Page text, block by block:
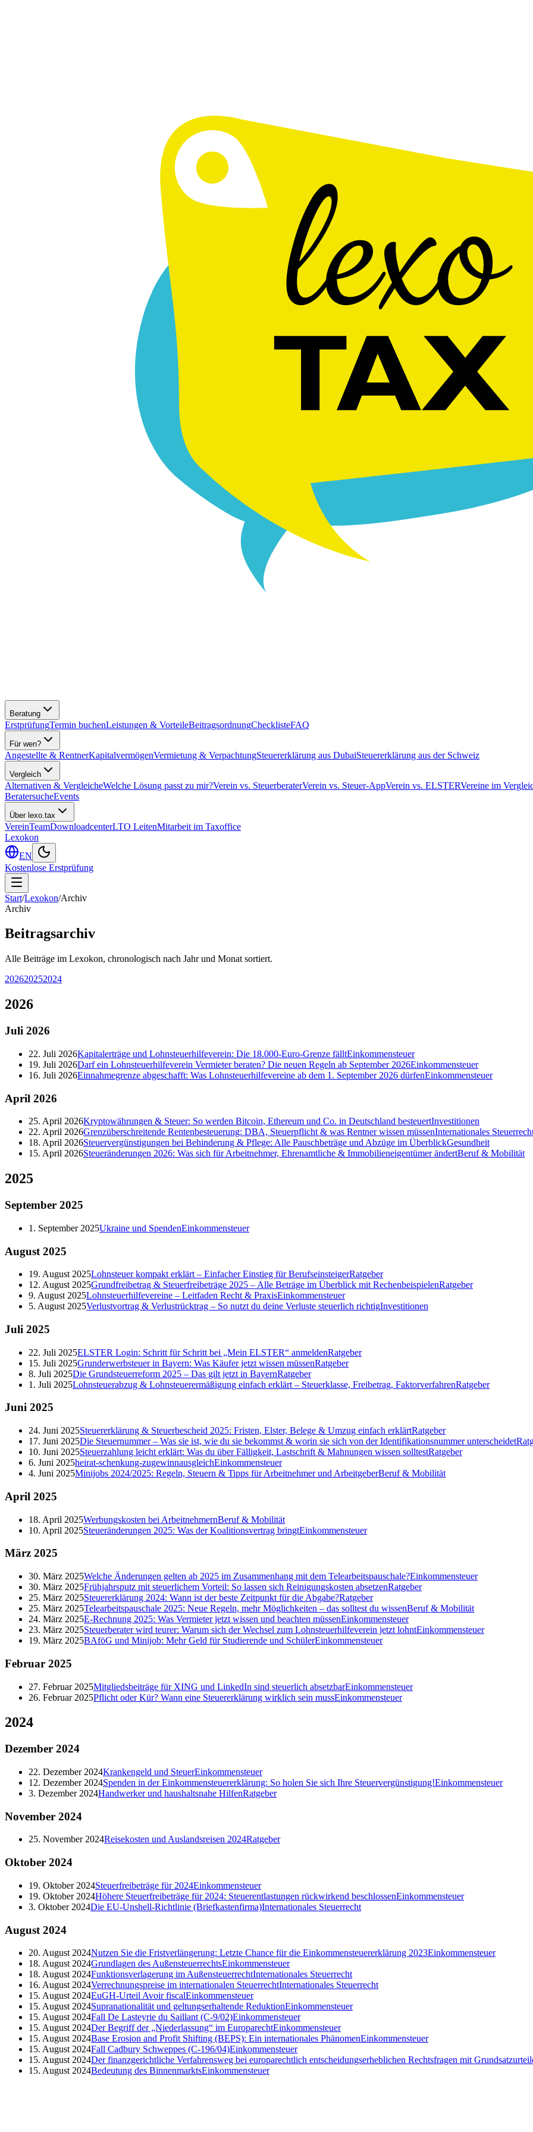
Beratung
ErstprüfungTermin buchenLeistungen & VorteileBeitragsordnungChecklisteFAQ
Für wen?
Angestellte & RentnerKapitalvermögenVermietung & VerpachtungSteuererklärung aus DubaiSteuererklärung aus der Schweiz
Vergleich
Alternativen & VergleicheWelche Lösung passt zu mir?Verein vs. SteuerberaterVerein vs. Steuer-AppVerein vs. ELSTERVereine im
BeratersucheEvents
Über lexo.tax
VereinTeamDownloadcenterLTO LeitenMitarbeit im Taxoffice
Lexokon
EN
Kostenlose Erstprüfung
Start/Lexokon/Archiv
Archiv
Beitragsarchiv
Alle Beiträge im Lexokon, chronologisch nach Jahr und Monat sortiert.
202620252024
2026
Juli 2026
22. Juli 2026Kapitalerträge und Lohnsteuerhilfeverein: Die 18.000-Euro-Grenze fälltEinkommensteuer
19. Juli 2026Darf ein Lohnsteuerhilfeverein Vermieter beraten? Die neuen Regeln ab September 2026Einkommensteuer
16. Juli 2026Einnahmegrenze abgeschafft: Was Lohnsteuerhilfevereine ab dem 1. September 2026 dürfenEinkommensteuer
April 2026
25. April 2026Kryptowährungen & Steuer: So werden Bitcoin, Ethereum und Co. in Deutschland besteuertInvestitionen
22. April 2026Grenzüberschreitende Rentenbesteuerung: DBA, Steuerpflicht & was Rentner wissen müssenInternationales
18. April 2026Steuervergünstigungen bei Behinderung & Pflege: Alle Pauschbeträge und Abzüge im ÜberblickGesundheit
15. April 2026Steueränderungen 2026: Was sich für Arbeitnehmer, Ehrenamtliche & Immobilieneigentümer ändertBeruf & Mobilität
2025
September 2025
1. September 2025Ukraine und SpendenEinkommensteuer
August 2025
19. August 2025Lohnsteuer kompakt erklärt – Einfacher Einstieg für BerufseinsteigerRatgeber
12. August 2025Grundfreibetrag & Steuerfreibeträge 2025 – Alle Beträge im Überblick mit RechenbeispielenRatgeber
9. August 2025Lohnsteuerhilfevereine – Leitfaden Recht & PraxisEinkommensteuer
5. August 2025Verlustvortrag & Verlustrücktrag – So nutzt du deine Verluste steuerlich richtigInvestitionen
Juli 2025
22. Juli 2025ELSTER Login: Schritt für Schritt bei „Mein ELSTER“ anmeldenRatgeber
15. Juli 2025Grunderwerbsteuer in Bayern: Was Käufer jetzt wissen müssenRatgeber
8. Juli 2025Die Grundsteuerreform 2025 – Das gilt jetzt in BayernRatgeber
1. Juli 2025Lohnsteuerabzug & Lohnsteuerermäßigung einfach erklärt – Steuerklasse, Freibetrag, FaktorverfahrenRatgeber
Juni 2025
24. Juni 2025Steuererklärung & Steuerbescheid 2025: Fristen, Elster, Belege & Umzug einfach erklärtRatgeber
17. Juni 2025Die Steuernummer – Was sie ist, wie du sie bekommst & worin sie sich von der Identifikationsnummer unterscheidet
10. Juni 2025Steuerzahlung leicht erklärt: Was du über Fälligkeit, Lastschrift & Mahnungen wissen solltestRatgeber
6. Juni 2025heirat-schenkung-zugewinnausgleichEinkommensteuer
4. Juni 2025Minijobs 2024/2025: Regeln, Steuern & Tipps für Arbeitnehmer und ArbeitgeberBeruf & Mobilität
April 2025
18. April 2025Werbungskosten bei ArbeitnehmernBeruf & Mobilität
10. April 2025Steueränderungen 2025: Was der Koalitionsvertrag bringtEinkommensteuer
März 2025
30. März 2025Welche Änderungen gelten ab 2025 im Zusammenhang mit dem Telearbeitspauschale?Einkommensteuer
30. März 2025Frühjahrsputz mit steuerlichem Vorteil: So lassen sich Reinigungskosten absetzenRatgeber
25. März 2025Steuererklärung 2024: Wann ist der beste Zeitpunkt für die Abgabe?Ratgeber
25. März 2025Telearbeitspauschale 2025: Neue Regeln, mehr Möglichkeiten – das solltest du wissenBeruf & Mobilität
24. März 2025E-Rechnung 2025: Was Vermieter jetzt wissen und beachten müssenEinkommensteuer
23. März 2025Steuerberater wird teurer: Warum sich der Wechsel zum Lohnsteuerhilfeverein jetzt lohntEinkommensteuer
19. März 2025BAföG und Minijob: Mehr Geld für Studierende und SchülerEinkommensteuer
Februar 2025
27. Februar 2025Mitgliedsbeiträge für XING und LinkedIn sind steuerlich absetzbarEinkommensteuer
26. Februar 2025Pflicht oder Kür? Wann eine Steuererklärung wirklich sein mussEinkommensteuer
2024
Dezember 2024
22. Dezember 2024Krankengeld und SteuerEinkommensteuer
12. Dezember 2024Spenden in der Einkommensteuererklärung: So holen Sie sich Ihre Steuervergünstigung!Einkommensteuer
3. Dezember 2024Handwerker und haushaltsnahe HilfenRatgeber
November 2024
25. November 2024Reisekosten und Auslandsreisen 2024Ratgeber
Oktober 2024
19. Oktober 2024Steuerfreibeträge für 2024Einkommensteuer
19. Oktober 2024Höhere Steuerfreibeträge für 2024: Steuerentlastungen rückwirkend beschlossenEinkommensteuer
3. Oktober 2024Die EU-Unshell-Richtlinie (Briefkastenfirma)Internationales Steuerrecht
August 2024
20. August 2024Nutzen Sie die Fristverlängerung: Letzte Chance für die Einkommensteuererklärung 2023Einkommensteuer
18. August 2024Grundlagen des AußensteuerrechtsEinkommensteuer
18. August 2024Funktionsverlagerung im AußensteuerrechtInternationales Steuerrecht
16. August 2024Verrechnungspreise im internationalen SteuerrechtInternationales Steuerrecht
15. August 2024EuGH-Urteil Avoir fiscalEinkommensteuer
15. August 2024Supranationalität und geltungserhaltende ReduktionEinkommensteuer
15. August 2024Fall De Lasteyrie du Saillant (C-9/02)Einkommensteuer
15. August 2024Der Begriff der „Niederlassung“ im EuroparechtEinkommensteuer
15. August 2024Base Erosion and Profit Shifting (BEPS): Ein internationales PhänomenEinkommensteuer
15. August 2024Fall Cadbury Schweppes (C-196/04)Einkommensteuer
15. August 2024Der finanzgerichtliche Verfahrensweg bei europarechtlich entscheidungserheblichen Rechtsfragen mit
15. August 2024Bedeutung des BinnenmarktsEinkommensteuer